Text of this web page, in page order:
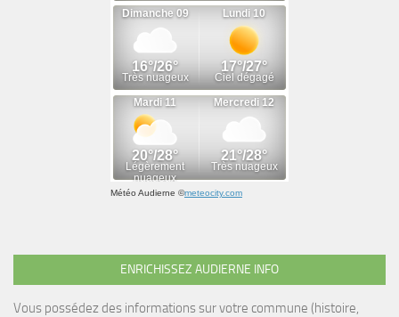
Météo Audierne ©meteocity.com
ENRICHISSEZ AUDIERNE INFO
Vous possédez des informations sur votre commune (histoire,